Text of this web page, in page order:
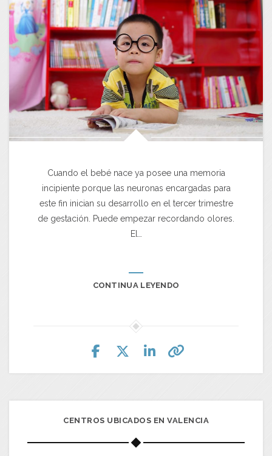
Cuando el bebé nace ya posee una memoria
incipiente porque las neuronas encargadas para
este fin inician su desarrollo en el tercer trimestre
de gestación. Puede empezar recordando olores.
El…
CONTINUA LEYENDO
CENTROS UBICADOS EN VALENCIA